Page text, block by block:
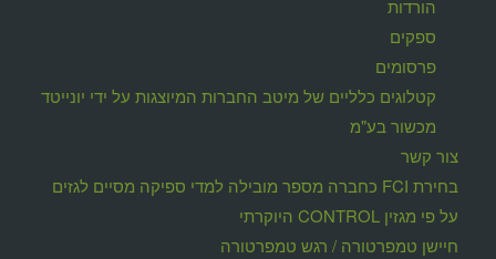
הורדות
ספקים
פרסומים
קטלוגים כלליים של מיטב החברות המיוצגות על ידי יונייטד
מכשור בע"מ
צור קשר
בחירת FCI כחברה מספר מובילה למדי ספיקה מסיים לגזים
על פי מגזין CONTROL היוקרתי
חיישן טמפרטורה / רגש טמפרטורה